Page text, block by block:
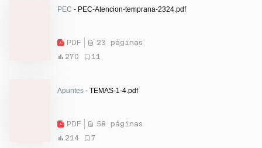
PEC - PEC-Atencion-temprana-2324.pdf
PDF
23 páginas
270
11
Apuntes - TEMAS-1-4.pdf
PDF
58 páginas
214
7